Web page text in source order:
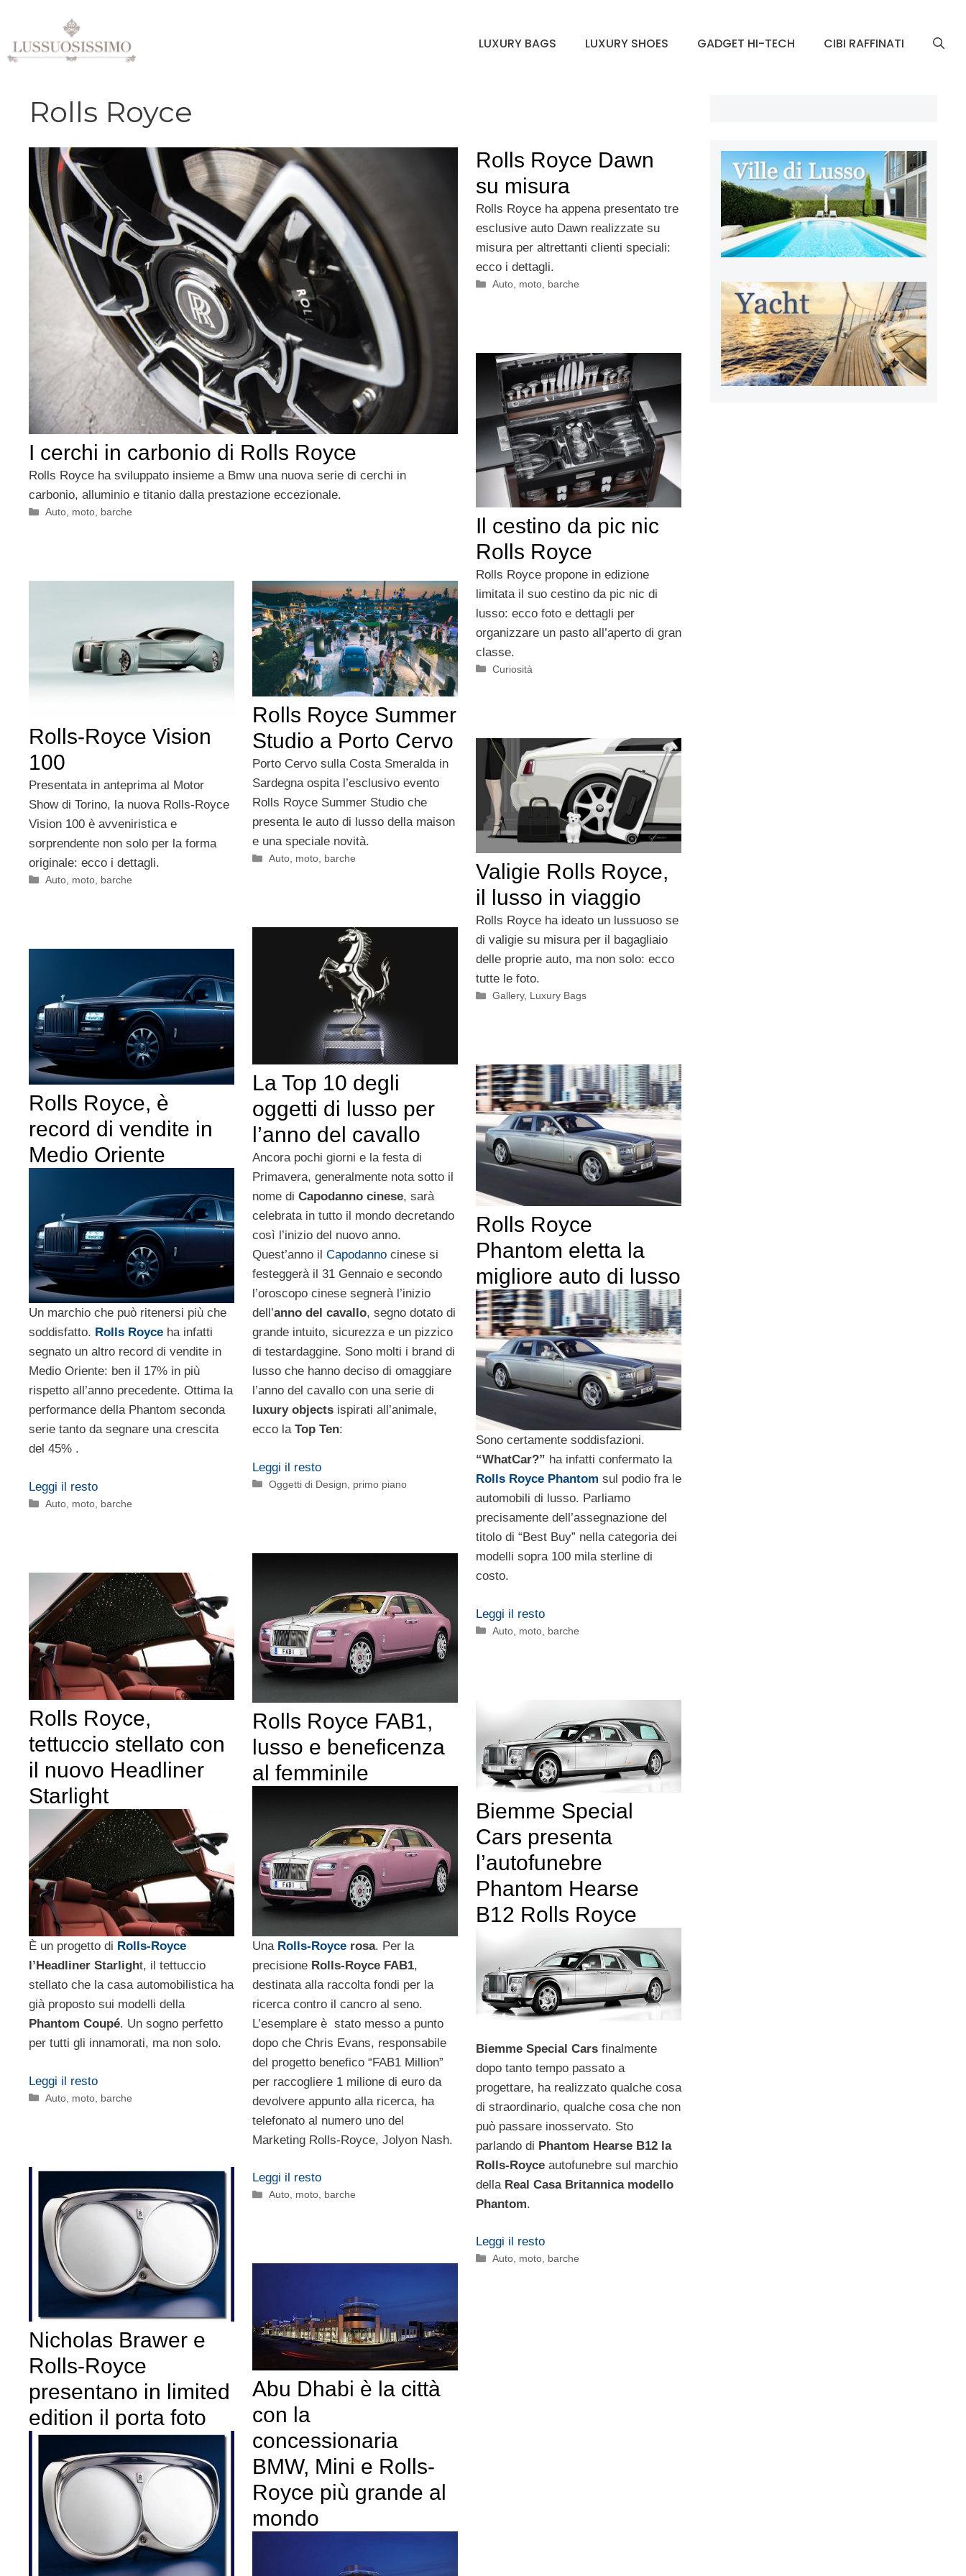
contenuto
LUXURY BAGS LUXURY SHOES GADGET HI-TECH CIBI RAFFINATI
Rolls Royce
I cerchi in carbonio di Rolls Royce
Rolls Royce ha sviluppato insieme a Bmw una nuova serie di cerchi in
carbonio, alluminio e titanio dalla prestazione eccezionale.
Categorie
Auto, moto, barche
Rolls Royce Dawn
su misura
Rolls Royce ha appena presentato tre
esclusive auto Dawn realizzate su
misura per altrettanti clienti speciali:
ecco i dettagli.
Categorie
Auto, moto, barche
Il cestino da pic nic
Rolls Royce
Rolls Royce propone in edizione
limitata il suo cestino da pic nic di
lusso: ecco foto e dettagli per
organizzare un pasto all’aperto di gran
classe.
Categorie
Curiosità
Rolls-Royce Vision
100
Presentata in anteprima al Motor
Show di Torino, la nuova Rolls-Royce
Vision 100 è avveniristica e
sorprendente non solo per la forma
originale: ecco i dettagli.
Categorie
Auto, moto, barche
Rolls Royce Summer
Studio a Porto Cervo
Porto Cervo sulla Costa Smeralda in
Sardegna ospita l’esclusivo evento
Rolls Royce Summer Studio che
presenta le auto di lusso della maison
e una speciale novità.
Categorie
Auto, moto, barche
Valigie Rolls Royce,
il lusso in viaggio
Rolls Royce ha ideato un lussuoso se
di valigie su misura per il bagagliaio
delle proprie auto, ma non solo: ecco
tutte le foto.
Categorie
Gallery, Luxury Bags
La Top 10 degli
oggetti di lusso per
l’anno del cavallo
Ancora pochi giorni e la festa di
Primavera, generalmente nota sotto il
nome di Capodanno cinese, sarà
celebrata in tutto il mondo decretando
così l’inizio del nuovo anno.
Quest’anno il Capodannocinese si
festeggerà il 31 Gennaio e secondo
l’oroscopo cinese segnerà l’inizio
dell’anno del cavallo, segno dotato di
grande intuito, sicurezza e un pizzico
di testardaggine. Sono molti i brand di
lusso che hanno deciso di omaggiare
l’anno del cavallo con una serie di
luxury objectsispirati all’animale,
ecco la Top Ten:
Leggi il resto
Categorie
Oggetti di Design primo piano
Rolls Royce, è
record di vendite in
Medio Oriente
Un marchio che può ritenersi più che
soddisfatto. Rolls Royce ha infatti
segnato un altro record di vendite in
Medio Oriente: ben il 17% in più
rispetto all’anno precedente. Ottima la
performance della Phantom seconda
serie tanto da segnare una crescita
del 45% .
Leggi il resto
Categorie
Auto, moto, barche
Rolls Royce
Phantom eletta la
migliore auto di lusso
Sono certamente soddisfazioni.
“WhatCar?” ha infatti confermato la
Rolls Royce Phantom sul podio fra le
automobili di lusso. Parliamo
precisamente dell’assegnazione del
titolo di “Best Buy” nella categoria dei
modelli sopra 100 mila sterline di
costo.
Leggi il resto
Categorie
Auto, moto, barche
Rolls Royce FAB1,
lusso e beneficenza
al femminile
Una Rolls-Roycerosa. Per la
precisione Rolls-Royce FAB1,
destinata alla raccolta fondi per la
ricerca contro il cancro al seno.
L’esemplare è stato messo a punto
dopo che Chris Evans, responsabile
del progetto benefico “FAB1 Million”
per raccogliere 1 milione di euro da
devolvere appunto alla ricerca, ha
telefonato al numero uno del
Marketing Rolls-Royce, Jolyon Nash.
Leggi il resto
Categorie
Auto, moto, barche
Rolls Royce,
tettuccio stellato con
il nuovo Headliner
Starlight
È un progetto di Rolls-Royce
l’Headliner Starlight, il tettuccio
stellato che la casa automobilistica ha
già proposto sui modelli della
Phantom Coupé. Un sogno perfetto
per tutti gli innamorati, ma non solo.
Leggi il resto
Categorie
Auto, moto, barche
Biemme Special
Cars presenta
l’autofunebre
Phantom Hearse
B12 Rolls Royce
Biemme Special Carsfinalmente
dopo tanto tempo passato a
progettare, ha realizzato qualche cosa
di straordinario, qualche cosa che non
può passare inosservato. Sto
parlando di Phantom Hearse B12 la
Rolls-Royceautofunebre sul marchio
della Real Casa Britannica modello
Phantom.
Leggi il resto
Categorie
Auto, moto, barche
Nicholas Brawer e
Rolls-Royce
presentano in limited
edition il porta foto
Abu Dhabi è la città
con la
concessionaria
BMW, Mini e Rolls-
Royce più grande al
mondo